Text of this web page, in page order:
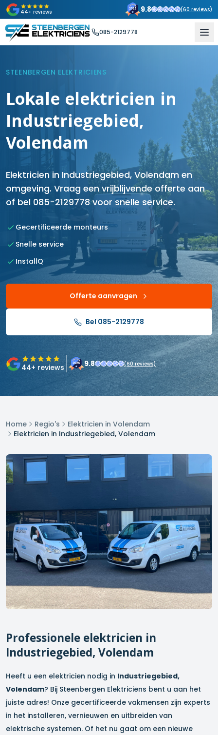
44+ reviews 9.8 (60 reviews)
085-2129778
STEENBERGEN ELEKTRICIENS
Lokale elektricien in
Industriegebied,
Volendam
Elektricien in Industriegebied, Volendam en
omgeving. Vraag een vrijblijvende offerte aan
of bel 085-2129778 voor snelle service.
Gecertificeerde monteurs
Snelle service
InstallQ
Offerte aanvragen
Bel 085-2129778
44+ reviews 9.8 (60reviews)
Home Regio's
Elektricien in Volendam
Elektricien in Industriegebied, Volendam
Professionele elektricien in
Industriegebied, Volendam
Heeft u een elektricien nodig in Industriegebied,
Volendam? Bij Steenbergen Elektriciens bent u aan het
juiste adres! Onze gecertificeerde vakmensen zijn experts
in het installeren, vernieuwen en uitbreiden van
elektrische systemen. Of het nu gaat om een nieuwe